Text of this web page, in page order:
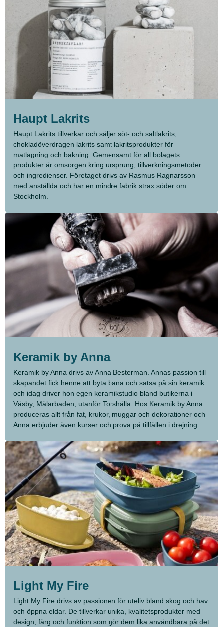
Haupt Lakrits
Haupt Lakrits tillverkar och säljer söt- och saltlakrits,
chokladöverdragen lakrits samt lakritsprodukter för
matlagning och bakning. Gemensamt för all bolagets
produkter är omsorgen kring ursprung, tillverkningsmetoder
och ingredienser. Företaget drivs av Rasmus Ragnarsson
med anställda och har en mindre fabrik strax söder om
Stockholm.
Keramik by Anna
Keramik by Anna drivs av Anna Besterman. Annas passion till
skapandet fick henne att byta bana och satsa på sin keramik
och idag driver hon egen keramikstudio bland butikerna i
Väsby, Mälarbaden, utanför Torshälla. Hos Keramik by Anna
produceras allt från fat, krukor, muggar och dekorationer och
Anna erbjuder även kurser och prova på tillfällen i drejning.
Light My Fire
Light My Fire drivs av passionen för uteliv bland skog och hav
och öppna eldar. De tillverkar unika, kvalitetsprodukter med
design, färg och funktion som gör dem lika användbara på det